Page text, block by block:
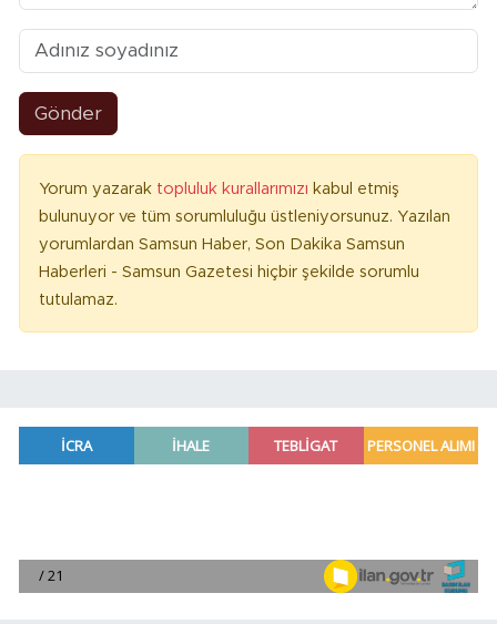
Gönder
Yorum yazarak topluluk kurallarımızı kabul etmiş
bulunuyor ve tüm sorumluluğu üstleniyorsunuz. Yazılan
yorumlardan Samsun Haber, Son Dakika Samsun
Haberleri - Samsun Gazetesi hiçbir şekilde sorumlu
tutulamaz.